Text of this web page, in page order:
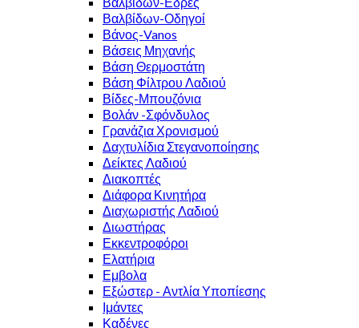
Βαλβίδων-Οδηγοί
Βάνος-Vanos
Βάσεις Μηχανής
Βάση Θερμοστάτη
Βάση Φίλτρου Λαδιού
Βίδες-Μπουζόνια
Βολάν -Σφόνδυλος
Γρανάζια Χρονισμού
Δαχτυλίδια Στεγανοποίησης
Δείκτες Λαδιού
Διακοπτές
Διάφορα Κινητήρα
Διαχωριστής Λαδιού
Διωστήρας
Εκκεντροφόροι
Ελατήρια
Εμβολα
Εξώστερ - Αντλία Υποπίεσης
Ιμάντες
Καδένες